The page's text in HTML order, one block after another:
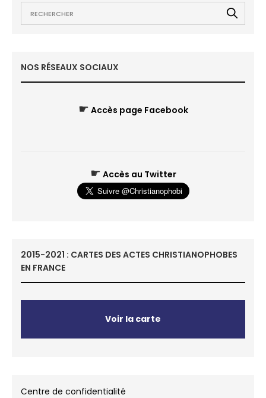
NOS RÉSEAUX SOCIAUX
☛ Accès page Facebook
☛ Accès au Twitter
2015-2021 : CARTES DES ACTES CHRISTIANOPHOBES
EN FRANCE
Voir la carte
Centre de confidentialité